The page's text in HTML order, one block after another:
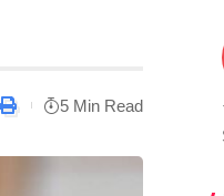
5 Min Read